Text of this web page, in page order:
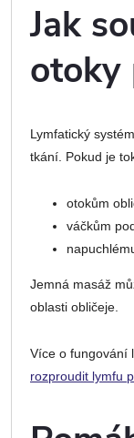
Jak
otoky
Lymfatický
tkání. Pokud je
otokům
váčkům
Jemná masáž
oblasti obličeje.
Více o fungování
rozproudit lymfu